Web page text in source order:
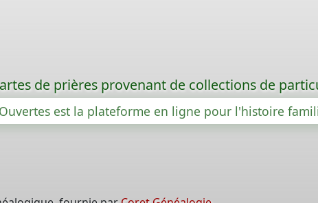
de prières provenant de collections de
est la plateforme en ligne pour l'histoire